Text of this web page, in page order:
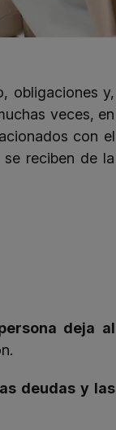
obligaciones y,
veces, en
con el
reciben de la
deja al
deudas y las